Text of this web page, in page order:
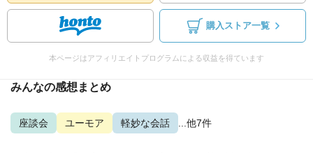
購入ストア一覧
本ページはアフィリエイトプログラムによる収益を得ています
みんなの感想まとめ
座談会 ユーモア 軽妙な会話 ...他7件